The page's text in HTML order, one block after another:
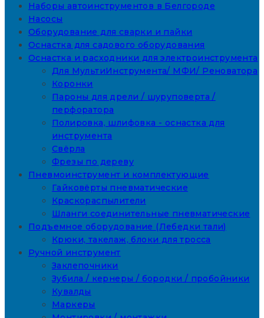
Наборы автоинструментов в Белгороде
Насосы
Оборудование для сварки и пайки
Оснастка для садового оборудования
Оснастка и расходники для электроинструмента
Для МультиИнструмента/ МФИ/ Реноватора
Коронки
Пароны для дрели / шуруповерта /
перфоратора
Полировка, шлифовка - оснастка для
инструмента
Свёрла
Фрезы по дереву
Пневмоинструмент и комплектующие
Гайковёрты пневматические
Краскораспылители
Шланги соединительные пневматические
Подъемное оборудование (Лебедки тали)
Крюки, такелаж, блоки для тросса
Ручной инструмент
Заклепочники
Зубила / кернеры / бородки / пробойники
Кувалды
Маркеры